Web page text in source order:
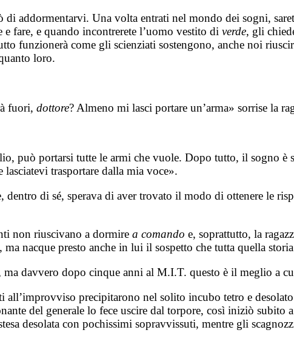
addormentarvi. Una volta entrati nel mondo dei sogni,
fare, e quando incontrerete l’uomo vestito di verde, gli
funzionerà come gli scienziati sostengono, anche noi
loro.
fuori, dottore? Almeno mi lasci portare un’arma» sorrise la
può portarsi tutte le armi che vuole. Dopo tutto, il sogno
trasportare dalla mia voce».
dentro di sé, sperava di aver trovato il modo di ottenere le
non riuscivano a dormire a comando e, soprattutto, la
nacque presto anche in lui il sospetto che tutta quella
davvero dopo cinque anni al M.I.T. questo è il meglio a
all’improvviso precipitarono nel solito incubo tetro e
del generale lo fece uscire dal torpore, così iniziò
desolata con pochissimi sopravvissuti, mentre gli